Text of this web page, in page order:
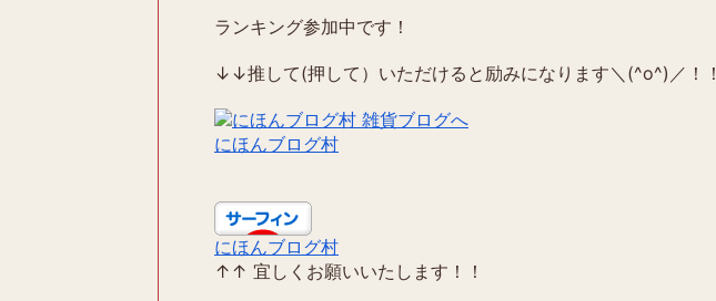
ランキング参加中です！
↓↓推して(押して）いただけると励みになります＼(^o^)／！！
にほんブログ村
にほんブログ村
↑↑ 宜しくお願いいたします！！